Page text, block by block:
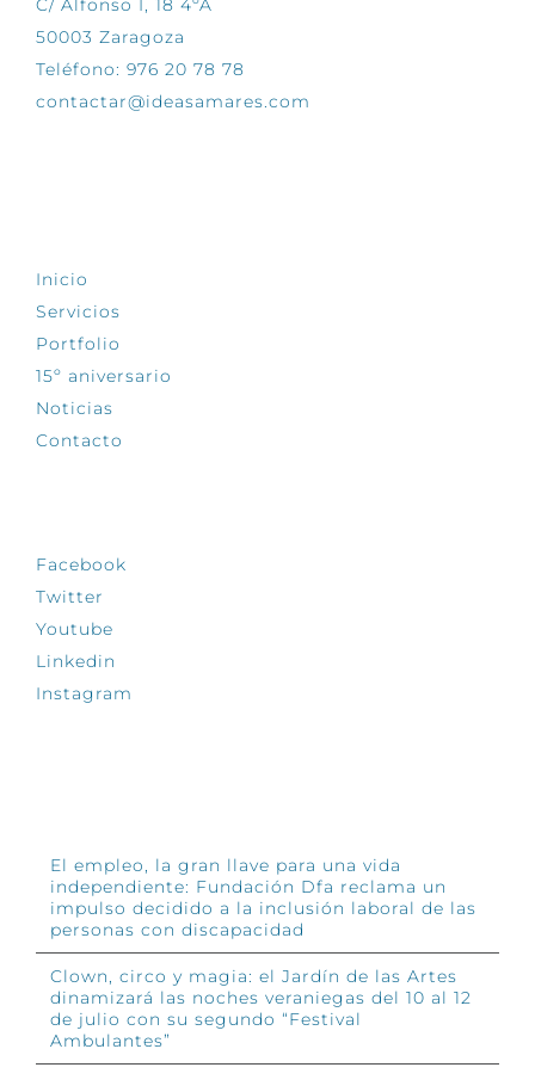
C/ Alfonso I, 18 4ºA
50003 Zaragoza
Teléfono: 976 20 78 78
contactar@ideasamares.com
Inicio
Servicios
Portfolio
15º aniversario
Noticias
Contacto
Facebook
Twitter
Youtube
Linkedin
Instagram
El empleo, la gran llave para una vida
independiente: Fundación Dfa reclama un
impulso decidido a la inclusión laboral de las
personas con discapacidad
Clown, circo y magia: el Jardín de las Artes
dinamizará las noches veraniegas del 10 al 12
de julio con su segundo “Festival
Ambulantes”